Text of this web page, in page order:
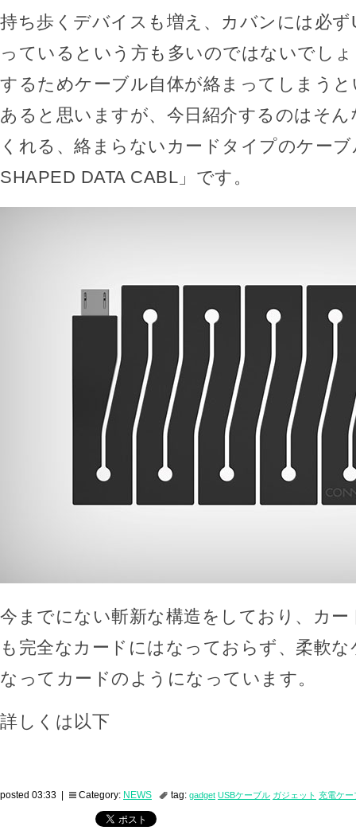
持ち歩くデバイスも増え、カバンには必
っているという方も多いのではないでし
するためケーブル自体が絡まってしまう
あると思いますが、今日紹介するのはそ
くれる、絡まらないカードタイプのケー
SHAPED DATA CABL」です。
今までにない斬新な構造をしており、カ
も完全なカードにはなっておらず、柔軟
なってカードのようになっています。
詳しくは以下
posted 03:33 | Category: NEWS tag: gadget USBケーブル ガジェット 充電ケー